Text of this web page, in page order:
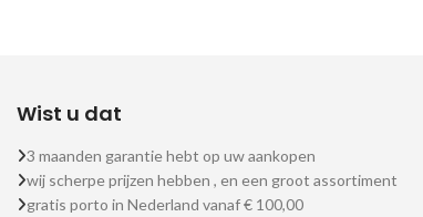
Wist u dat
3 maanden garantie hebt op uw aankopen
wij scherpe prijzen hebben , en een groot assortiment
gratis porto in Nederland vanaf € 100,00